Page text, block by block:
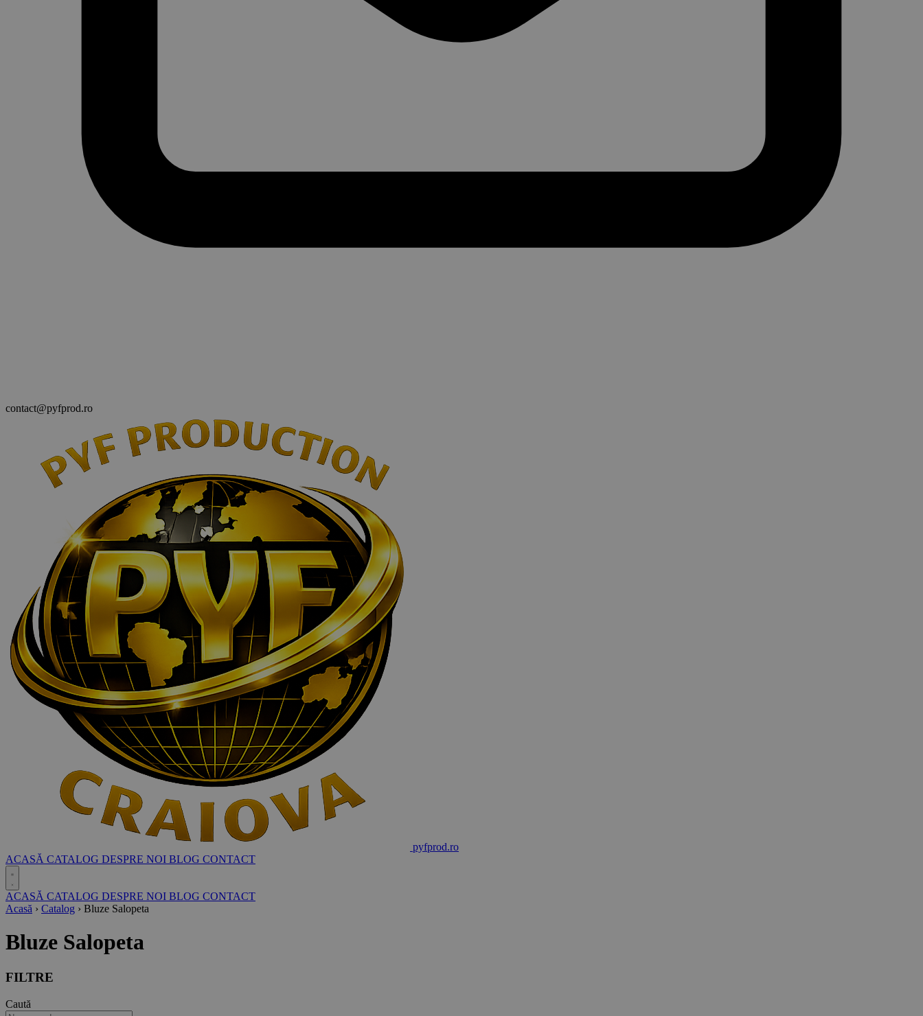
contact@pyfprod.ro
pyfprod.ro
ACASĂ CATALOG DESPRE NOI BLOG CONTACT
ACASĂ CATALOG DESPRE NOI BLOG CONTACT
Acasă › Catalog › Bluze Salopeta
Bluze Salopeta
FILTRE
Caută